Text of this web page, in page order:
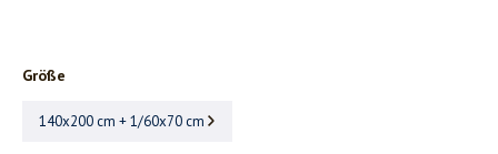
Größe
140x200 cm + 1/60x70 cm